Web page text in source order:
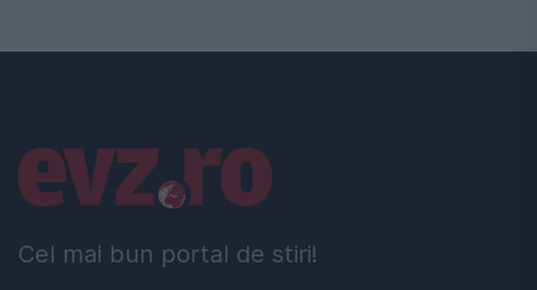
Cel mai bun portal de stiri!
Linkuri utile